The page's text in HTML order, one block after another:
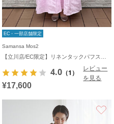
EC・一部店舗限定
Samansa Mos2
4.0 （1）
レビュー
を見る
¥17,600